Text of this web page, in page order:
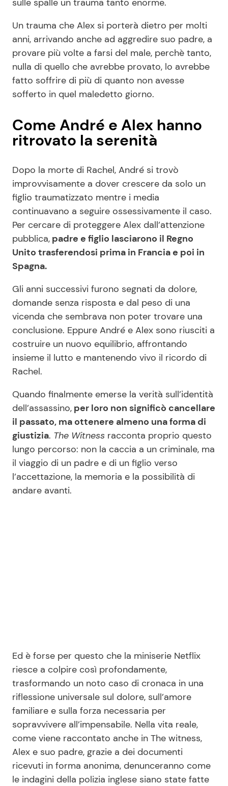
Un trauma che Alex si porterà dietro per molti
anni, arrivando anche ad aggredire suo padre, a
provare più volte a farsi del male, perchè tanto,
nulla di quello che avrebbe provato, lo avrebbe
fatto soffrire di più di quanto non avesse
sofferto in quel maledetto giorno.
Come André e Alex hanno
ritrovato la serenità
Dopo la morte di Rachel, André si trovò
improvvisamente a dover crescere da solo un
figlio traumatizzato mentre i media
continuavano a seguire ossessivamente il caso.
Per cercare di proteggere Alex dall’attenzione
pubblica, padre e figlio lasciarono il Regno
Unito trasferendosi prima in Francia e poi in
Spagna.
Gli anni successivi furono segnati da dolore,
domande senza risposta e dal peso di una
vicenda che sembrava non poter trovare una
conclusione. Eppure André e Alex sono riusciti a
costruire un nuovo equilibrio, affrontando
insieme il lutto e mantenendo vivo il ricordo di
Rachel.
Quando finalmente emerse la verità sull’identità
dell’assassino, per loro non significò cancellare
il passato, ma ottenere almeno una forma di
giustizia. The Witness racconta proprio questo
lungo percorso: non la caccia a un criminale, ma
il viaggio di un padre e di un figlio verso
l’accettazione, la memoria e la possibilità di
andare avanti.
Ed è forse per questo che la miniserie Netflix
riesce a colpire così profondamente,
trasformando un noto caso di cronaca in una
riflessione universale sul dolore, sull’amore
familiare e sulla forza necessaria per
sopravvivere all’impensabile. Nella vita reale,
come viene raccontato anche in The witness,
Alex e suo padre, grazie a dei documenti
ricevuti in forma anonima, denunceranno come
le indagini della polizia inglese siano state fatte